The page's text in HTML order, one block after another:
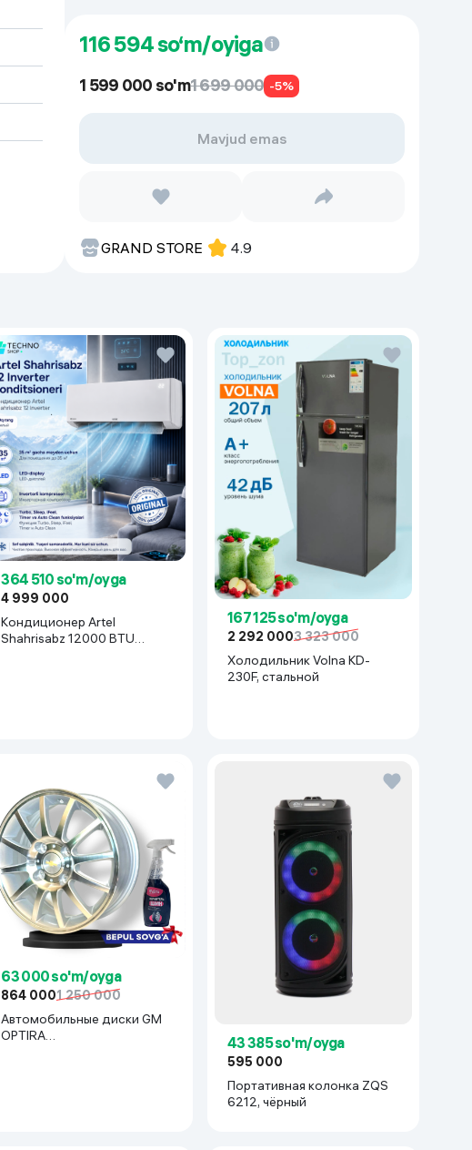
116 594so‘m/oyiga
1 599 000 so'm1 699 000 -5%
Mavjud emas
GRAND STORE 4.9
364 510 so'm/oyga
4 999 000
Кондиционер Artel
Shahrisabz 12000 BTU
167 125 so'm/oyga
2 292 0003 323 000
Холодильник Volna KD-
230F, стальной
63 000 so'm/oyga
864 0001 250 000
Автомобильные диски GM
OPTIRA
43 385 so'm/oyga
595 000
Портативная колонка ZQS
6212, чёрный